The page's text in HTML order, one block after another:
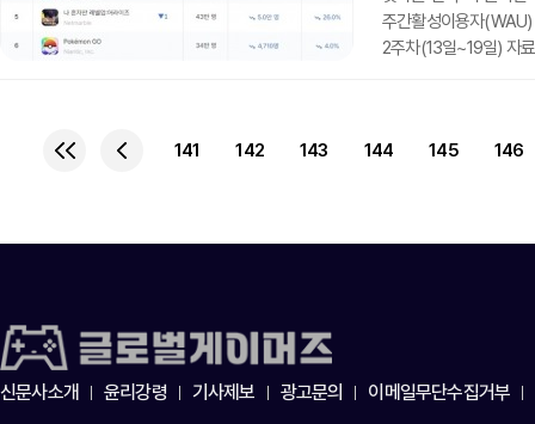
주간활성이용자
2주차(13일~19일) 자
(King) '캔디크러쉬사
141 142 143 144 145 146
신문사소개 윤리강령 기사제보 광고문의 이메일무단수집거부